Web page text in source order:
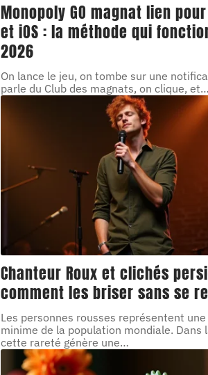
Monopoly GO magnat lien
et iOS : la méthode qui
2026
On lance le jeu, on tombe sur une
parle du Club des magnats, on clique, et…
Chanteur Roux et clichés
comment les briser sans se
Les personnes rousses représentent
minime de la population mondiale. Dans
cette rareté génère une…